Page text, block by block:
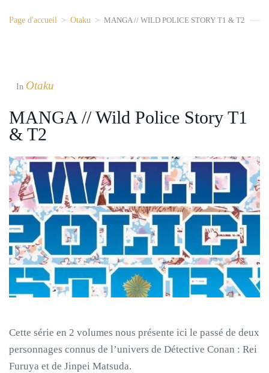
Page d'accueil > Otaku > MANGA // WILD POLICE STORY T1 & T2
In Otaku
MANGA // Wild Police Story T1
& T2
Cette série en 2 volumes nous présente ici le passé de deux
personnages connus de l’univers de Détective Conan : Rei
Furuya et de Jinpei Matsuda.